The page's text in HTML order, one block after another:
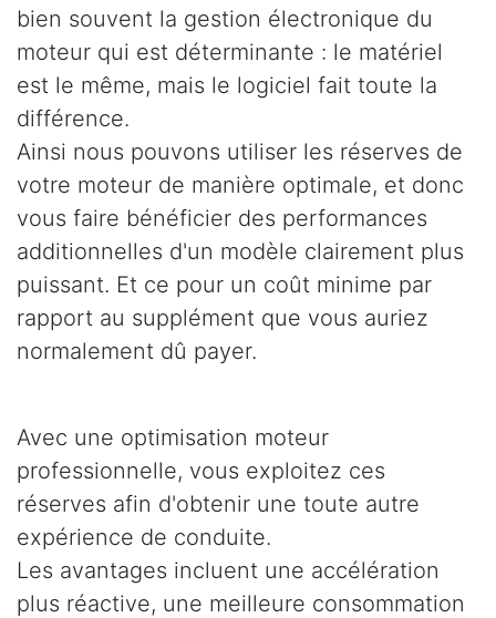
bien souvent la gestion électronique du
moteur qui est déterminante : le matériel
est le même, mais le logiciel fait toute la
différence.
Ainsi nous pouvons utiliser les réserves de
votre moteur de manière optimale, et donc
vous faire bénéficier des performances
additionnelles d'un modèle clairement plus
puissant. Et ce pour un coût minime par
rapport au supplément que vous auriez
normalement dû payer.
Avec une optimisation moteur
professionnelle, vous exploitez ces
réserves afin d'obtenir une toute autre
expérience de conduite.
Les avantages incluent une accélération
plus réactive, une meilleure consommation